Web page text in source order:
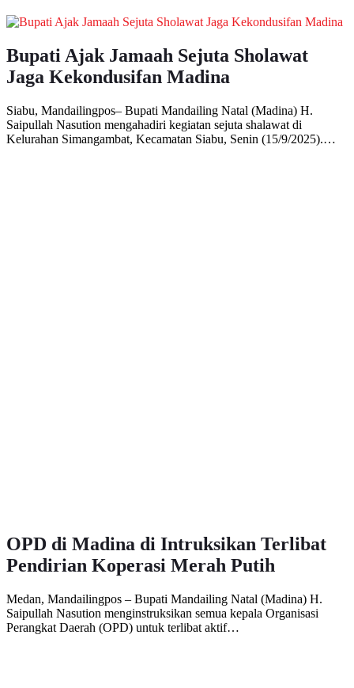
Bupati Ajak Jamaah Sejuta Sholawat
Jaga Kekondusifan Madina
Siabu, Mandailingpos– Bupati Mandailing Natal (Madina) H.
Saipullah Nasution mengahadiri kegiatan sejuta shalawat di
Kelurahan Simangambat, Kecamatan Siabu, Senin (15/9/2025).…
OPD di Madina di Intruksikan Terlibat
Pendirian Koperasi Merah Putih
Medan, Mandailingpos – Bupati Mandailing Natal (Madina) H.
Saipullah Nasution menginstruksikan semua kepala Organisasi
Perangkat Daerah (OPD) untuk terlibat aktif…